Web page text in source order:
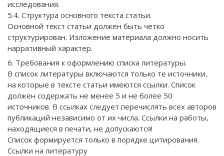
исследования.
5.4. Структура основного текста статьи.
Основной текст статьи должен быть четко
структурирован. Изложение материала должно носить
нарративный характер.
6. Требования к оформлению списка литературы.
В список литературы включаются только те источники,
на которые в тексте статьи имеются ссылки. Список
должен содержать не менее 5 и не более 50
источников. В ссылках следует перечислять всех авторов
публикаций независимо от их числа. Ссылки на работы,
находящиеся в печати, не допускаются!
Список формируется только в порядке цитирования.
Ссылки на литературу